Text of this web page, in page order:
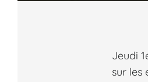
Jeudi
sur les